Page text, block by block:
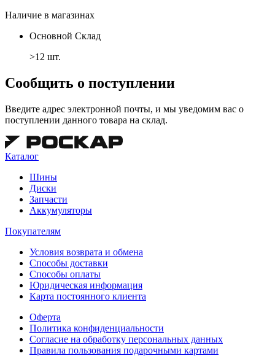
Наличие в магазинах
Основной Склад
>12 шт.
Сообщить о поступлении
Введите адрес электронной почты, и мы уведомим вас о
поступлении данного товара на склад.
Каталог
Шины
Диски
Запчасти
Аккумуляторы
Покупателям
Условия возврата и обмена
Способы доставки
Способы оплаты
Юридическая информация
Карта постоянного клиента
Оферта
Политика конфиденциальности
Согласие на обработку персональных данных
Правила пользования подарочными картами